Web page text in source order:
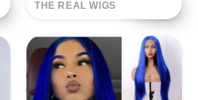
THE REAL WIGS